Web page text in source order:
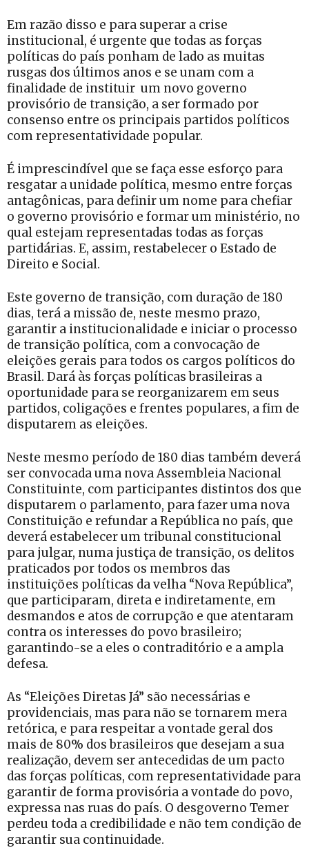
Em razão disso e para superar a crise
institucional, é urgente que todas as forças
políticas do país ponham de lado as muitas
rusgas dos últimos anos e se unam com a
finalidade de instituir um novo governo
provisório de transição, a ser formado por
consenso entre os principais partidos políticos
com representatividade popular.
É imprescindível que se faça esse esforço para
resgatar a unidade política, mesmo entre forças
antagônicas, para definir um nome para chefiar
o governo provisório e formar um ministério, no
qual estejam representadas todas as forças
partidárias. E, assim, restabelecer o Estado de
Direito e Social.
Este governo de transição, com duração de 180
dias, terá a missão de, neste mesmo prazo,
garantir a institucionalidade e iniciar o processo
de transição política, com a convocação de
eleições gerais para todos os cargos políticos do
Brasil. Dará às forças políticas brasileiras a
oportunidade para se reorganizarem em seus
partidos, coligações e frentes populares, a fim de
disputarem as eleições.
Neste mesmo período de 180 dias também deverá
ser convocada uma nova Assembleia Nacional
Constituinte, com participantes distintos dos que
disputarem o parlamento, para fazer uma nova
Constituição e refundar a República no país, que
deverá estabelecer um tribunal constitucional
para julgar, numa justiça de transição, os delitos
praticados por todos os membros das
instituições políticas da velha “Nova República”,
que participaram, direta e indiretamente, em
desmandos e atos de corrupção e que atentaram
contra os interesses do povo brasileiro;
garantindo-se a eles o contraditório e a ampla
defesa.
As “Eleições Diretas Já” são necessárias e
providenciais, mas para não se tornarem mera
retórica, e para respeitar a vontade geral dos
mais de 80% dos brasileiros que desejam a sua
realização, devem ser antecedidas de um pacto
das forças políticas, com representatividade para
garantir de forma provisória a vontade do povo,
expressa nas ruas do país. O desgoverno Temer
perdeu toda a credibilidade e não tem condição de
garantir sua continuidade.